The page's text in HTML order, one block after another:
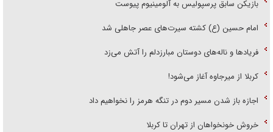
بازیکن سابق پرسپولیس به آلومینیوم پیوست
امام حسین (ع) کشته سیرت‌های عصر جاهلی شد
فریاد‌ها و ناله‌های دوستان مبارزدلم را آتش می‌زد
کربلا از میرجاوه آغاز می‌شود!
اجازه باز شدن مسیر دوم در تنگه هرمز را نخواهیم داد
خروش خونخواهان از تهران تا کربلا